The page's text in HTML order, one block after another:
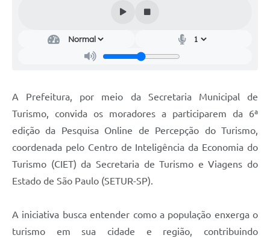
Cemitérios
Projetos
Contas Públicas
A Prefeitura, por meio da Secretaria Municipal de
Turismo, convida os moradores a participarem da 6ª
edição da Pesquisa Online de Percepção do Turismo,
coordenada pelo Centro de Inteligência da Economia do
Turismo (CIET) da Secretaria de Turismo e Viagens do
Estado de São Paulo (SETUR-SP).
A iniciativa busca entender como a população enxerga o
turismo em sua cidade e região, contribuindo